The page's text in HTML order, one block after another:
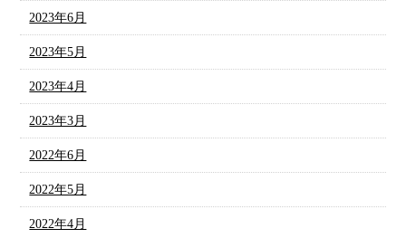
2023年6月
2023年5月
2023年4月
2023年3月
2022年6月
2022年5月
2022年4月